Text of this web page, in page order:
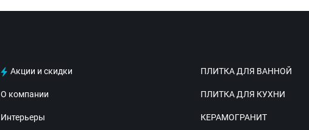
Акции и скидки
О компании
Интерьеры
ПЛИТКА ДЛЯ ВАННОЙ
ПЛИТКА ДЛЯ КУХНИ
КЕРАМОГРАНИТ